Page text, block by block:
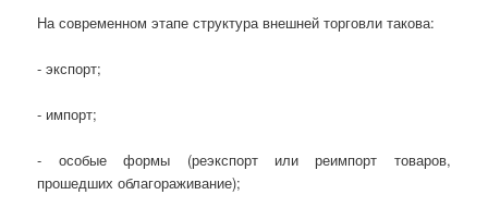
На современном этапе структура внешней торговли такова:
- экспорт;
- импорт;
- особые формы (реэкспорт или реимпорт това­ров,
прошедших облагораживание);